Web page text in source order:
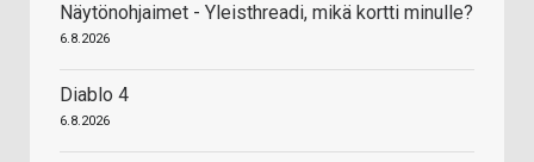
Näytönohjaimet - Yleisthreadi, mikä kortti minulle?
6.8.2026
Diablo 4
6.8.2026